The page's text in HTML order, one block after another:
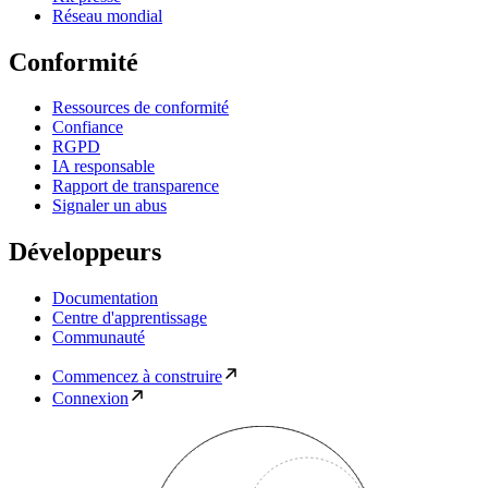
Réseau mondial
Conformité
Ressources de conformité
Confiance
RGPD
IA responsable
Rapport de transparence
Signaler un abus
Développeurs
Documentation
Centre d'apprentissage
Communauté
Commencez à construire
Connexion